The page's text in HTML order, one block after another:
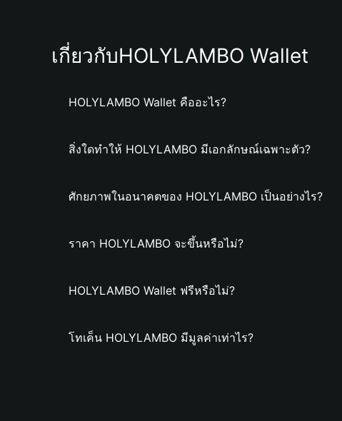
เกี่ยวกับHOLYLAMBO Wallet
HOLYLAMBO Wallet คืออะไร?
สิ่งใดทำให้ HOLYLAMBO มีเอกลักษณ์เฉพาะตัว?
ศักยภาพในอนาคตของ HOLYLAMBO เป็นอย่างไร?
ราคา HOLYLAMBO จะขึ้นหรือไม่?
HOLYLAMBO Wallet ฟรีหรือไม่?
โทเค็น HOLYLAMBO มีมูลค่าเท่าไร?